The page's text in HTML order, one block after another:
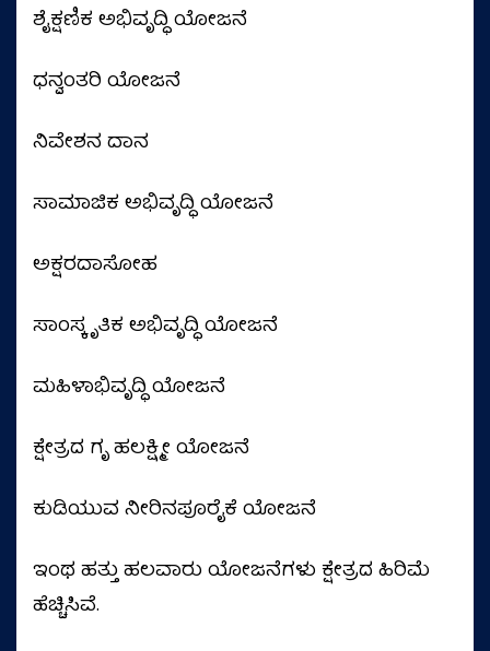
ಶೈಕ್ಷಣಿಕ ಅಭಿವೃದ್ಧಿ ಯೋಜನೆ
ಧನ್ವಂತರಿ ಯೋಜನೆ
ನಿವೇಶನ ದಾನ
ಸಾಮಾಜಿಕ ಅಭಿವೃದ್ಧಿ ಯೋಜನೆ
ಅಕ್ಷರದಾಸೋಹ
ಸಾಂಸ್ಕೃತಿಕ ಅಭಿವೃದ್ಧಿ ಯೋಜನೆ
ಮಹಿಳಾಭಿವೃದ್ಧಿ ಯೋಜನೆ
ಕ್ಷೇತ್ರದ ಗೃ ಹಲಕ್ಷ್ಮೀ ಯೋಜನೆ
ಕುಡಿಯುವ ನೀರಿನಪೂರೈಕೆ ಯೋಜನೆ
ಇಂಥ ಹತ್ತು ಹಲವಾರು ಯೋಜನೆಗಳು ಕ್ಷೇತ್ರದ ಹಿರಿಮೆ
ಹೆಚ್ಚಿಸಿವೆ.